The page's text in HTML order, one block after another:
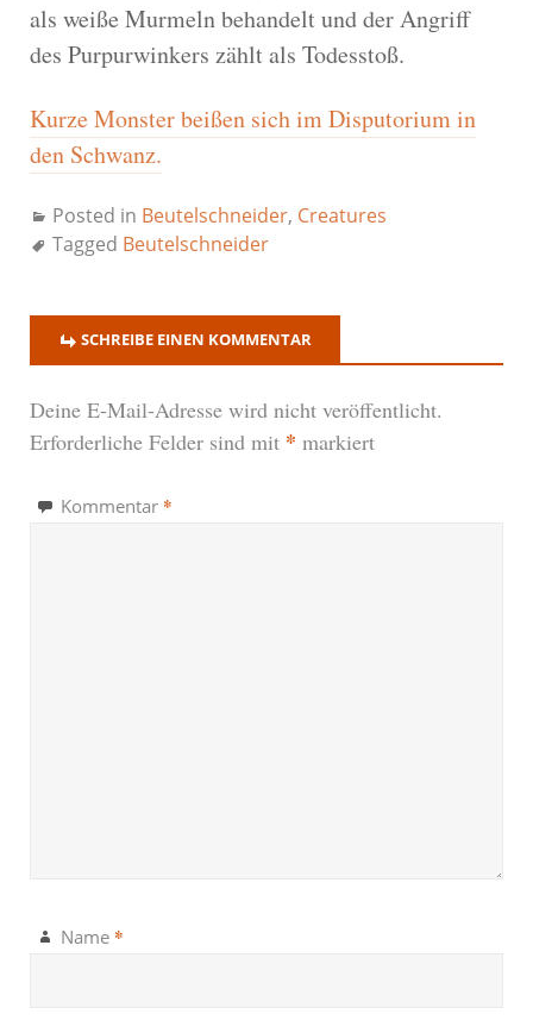
als weiße Murmeln behandelt und der Angriff
des Purpurwinkers zählt als Todesstoß.
Kurze Monster beißen sich im Disputorium in
den Schwanz.
Posted in Beutelschneider, Creatures
Tagged Beutelschneider
SCHREIBE EINEN KOMMENTAR
Deine E-Mail-Adresse wird nicht veröffentlicht.
Erforderliche Felder sind mit * markiert
Kommentar *
Name *